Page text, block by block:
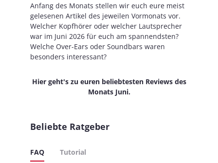
Anfang des Monats stellen wir euch eure meist
gelesenen Artikel des jeweilen Vormonats vor.
Welcher Kopfhörer oder welcher Lautsprecher
war im Juni 2026 für euch am spannendsten?
Welche Over-Ears oder Soundbars waren
besonders interessant?
Hier geht's zu euren beliebtesten Reviews des
Monats Juni.
Beliebte Ratgeber
FAQ Tutorial